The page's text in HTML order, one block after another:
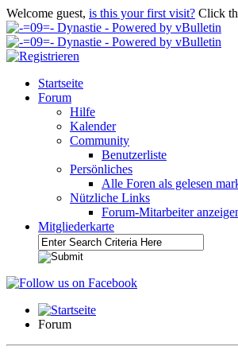
Welcome guest, is this your first visit? Click
Startseite
Forum
Hilfe
Kalender
Community
Benutzerliste
Persönliches
Alle Foren als gelesen
Nützliche Links
Forum-Mitarbeiter
Mitgliederkarte
Forum